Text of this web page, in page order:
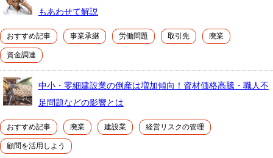
もあわせて解説
おすすめ記事 事業承継 労働問題 取引先 廃業
資金調達
中小・零細建設業の倒産は増加傾向！資材価格高騰・職人不
足問題などの影響とは
おすすめ記事 廃業 建設業 経営リスクの管理
顧問を活用しよう